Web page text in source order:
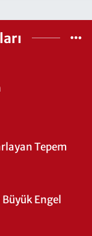
Tepem
Engel